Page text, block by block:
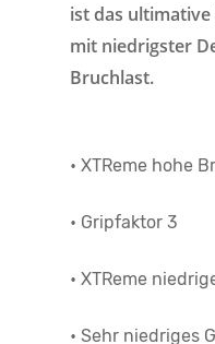
ist das
mit niedrigster
Bruchlast.
• XTReme hohe
• Gripfaktor 3
• XTReme
• Sehr niedriges